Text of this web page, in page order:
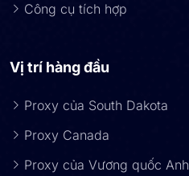
Công cụ tích hợp
Vị trí hàng đầu
Proxy của South Dakota
Proxy Canada
Proxy của Vương quốc Anh